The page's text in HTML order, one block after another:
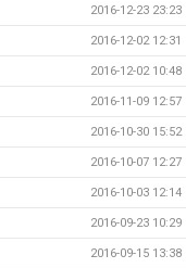
2016-12-23 23:23
2016-12-02 12:31
2016-12-02 10:48
2016-11-09 12:57
2016-10-30 15:52
2016-10-07 12:27
2016-10-03 12:14
2016-09-23 10:29
2016-09-15 13:38